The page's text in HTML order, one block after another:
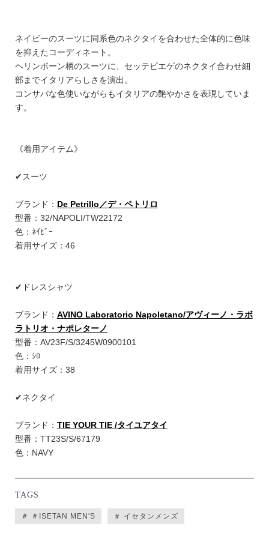
ネイビーのスーツに同系色のネクタイを合わせた全体的に色味
を抑えたコーディネート。
ヘリンボーン柄のスーツに、セッテピエゲのネクタイ合わせ細
部までイタリアらしさを演出。
コンサバな色使いながらもイタリアの艶やかさを表現していま
す。
《着用アイテム》
✔︎スーツ
ブランド： De Petrillo／デ・ペトリロ
型番：32/NAPOLI/TW22172
色：ﾈｲﾋﾞｰ
着用サイズ：46
✔︎ドレスシャツ
ブランド： AVINO Laboratorio Napoletano/アヴィーノ・ラボ
ラトリオ・ナポレターノ
型番：AV23F/S/3245W0900101
色：ｼﾛ
着用サイズ：38
✔︎ネクタイ
ブランド： TIE YOUR TIE /タイユアタイ
型番：TT23S/S/67179
色：NAVY
TAGS
＃ ＃ISETAN MEN'S ＃ イセタンメンズ